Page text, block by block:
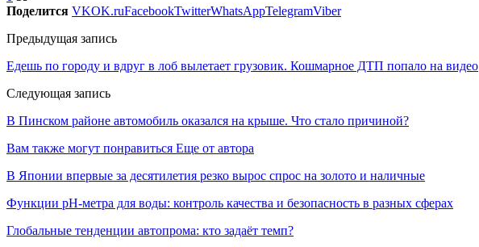
Поделится VKOK.ruFacebookTwitterWhatsAppTelegramViber
Предыдущая запись
Едешь по городу и вдруг в лоб вылетает грузовик. Кошмарное ДТП попало на видео
Следующая запись
В Пинском районе автомобиль оказался на крыше. Что стало причиной?
Вам также могут понравиться Еще от автора
В Японии впервые за десятилетия резко вырос спрос на золото и наличные
Функции pH-метра для воды: контроль качества и безопасность в разных сферах
Глобальные тенденции автопрома: кто задаёт темп?